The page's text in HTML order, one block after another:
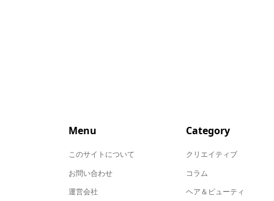
Menu
このサイトについて
お問い合わせ
運営会社
Category
クリエイティブ
コラム
ヘア＆ビューティ